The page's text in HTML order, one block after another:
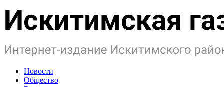
Новости
Общество